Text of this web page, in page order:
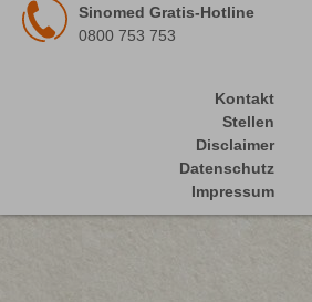
Sinomed Gratis-Hotline
0800 753 753
Kontakt
Stellen
Disclaimer
Datenschutz
Impressum